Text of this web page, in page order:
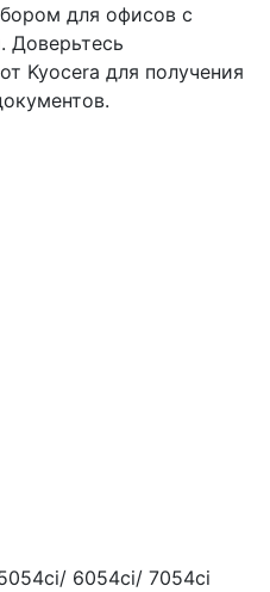
для офисов с
Доверьтесь
Kyocera для получения
6054ci/ 7054ci